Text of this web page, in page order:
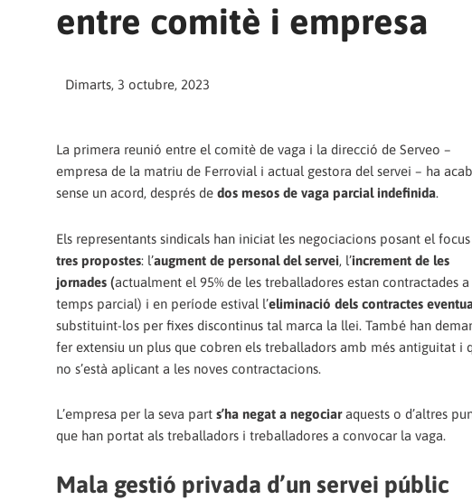
entre comitè i empresa
Dimarts, 3 octubre, 2023
La primera reunió entre el comitè de vaga i la direcció de Serveo –
empresa de la matriu de Ferrovial i actual gestora del servei – ha
sense un acord, després de dos mesos de vaga parcial indefinida.
Els representants sindicals han iniciat les negociacions posant el
tres propostes: l’augment de personal del servei, l’increment de les
jornades (actualment el 95% de les treballadores estan contractades a
temps parcial) i en període estival l’eliminació dels contractes
substituint-los per fixes discontinus tal marca la llei. També han
fer extensiu un plus que cobren els treballadors amb més antiguitat i
no s’està aplicant a les noves contractacions.
L’empresa per la seva part s’ha negat a negociaraquests o d’altres
que han portat als treballadors i treballadores a convocar la vaga.
Mala gestió privada d’un servei públic